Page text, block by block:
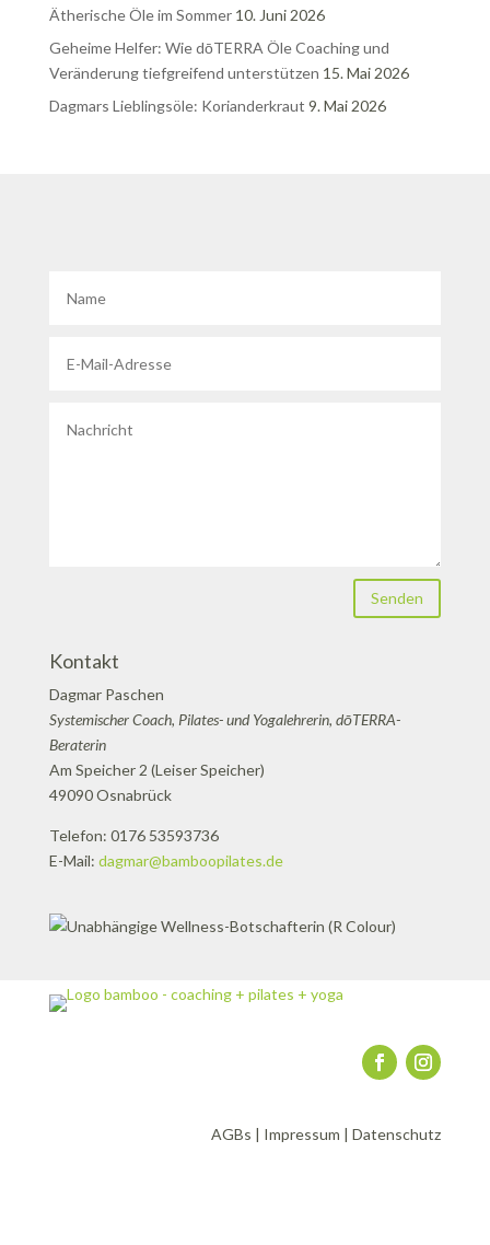
Ätherische Öle im Sommer 10. Juni 2026
Geheime Helfer: Wie dōTERRA Öle Coaching und
Veränderung tiefgreifend unterstützen 15. Mai 2026
Dagmars Lieblingsöle: Korianderkraut 9. Mai 2026
Senden
Kontakt
Dagmar Paschen
Systemischer Coach, Pilates- und Yogalehrerin, dōTERRA-
Beraterin
Am Speicher 2 (Leiser Speicher)
49090 Osnabrück
Telefon: 0176 53593736
E-Mail: dagmar@bamboopilates.de
AGBs | Impressum |Datenschutz